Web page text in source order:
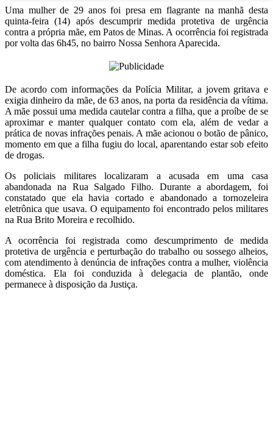
Uma mulher de 29 anos foi presa em flagrante na manhã desta
quinta-feira (14) após descumprir medida protetiva de urgência
contra a própria mãe, em Patos de Minas. A ocorrência foi registrada
por volta das 6h45, no bairro Nossa Senhora Aparecida.
De acordo com informações da Polícia Militar, a jovem gritava e
exigia dinheiro da mãe, de 63 anos, na porta da residência da vítima.
A mãe possui uma medida cautelar contra a filha, que a proíbe de se
aproximar e manter qualquer contato com ela, além de vedar a
prática de novas infrações penais. A mãe acionou o botão de pânico,
momento em que a filha fugiu do local, aparentando estar sob efeito
de drogas.
Os policiais militares localizaram a acusada em uma casa
abandonada na Rua Salgado Filho. Durante a abordagem, foi
constatado que ela havia cortado e abandonado a tornozeleira
eletrônica que usava. O equipamento foi encontrado pelos militares
na Rua Brito Moreira e recolhido.
A ocorrência foi registrada como descumprimento de medida
protetiva de urgência e perturbação do trabalho ou sossego alheios,
com atendimento à denúncia de infrações contra a mulher, violência
doméstica. Ela foi conduzida à delegacia de plantão, onde
permanece à disposição da Justiça.